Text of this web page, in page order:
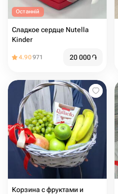
Останній
Сладкое сердце Nutella
Kinder
4.90971 20 000֏
Корзина с фруктами и